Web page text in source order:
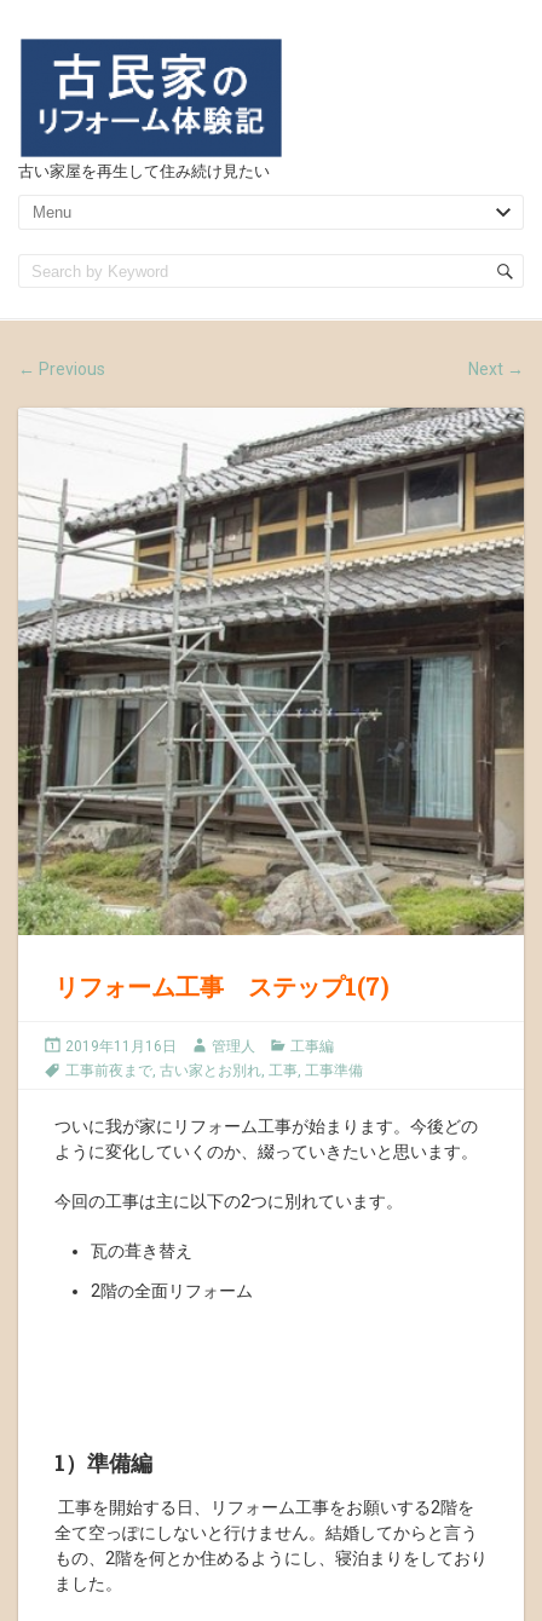
古い家屋を再生して住み続け見たい
← Previous Next →
リフォーム工事 ステップ1(7)
2019年11月16日 管理人
工事編
工事前夜まで, 古い家とお別れ, 工事, 工事準備
ついに我が家にリフォーム工事が始まります。今後どの
ように変化していくのか、綴っていきたいと思います。
今回の工事は主に以下の2つに別れています。
瓦の葺き替え
2階の全面リフォーム
1）準備編
工事を開始する日、リフォーム工事をお願いする2階を
全て空っぽにしないと行けません。結婚してからと言う
もの、2階を何とか住めるようにし、寝泊まりをしており
ました。